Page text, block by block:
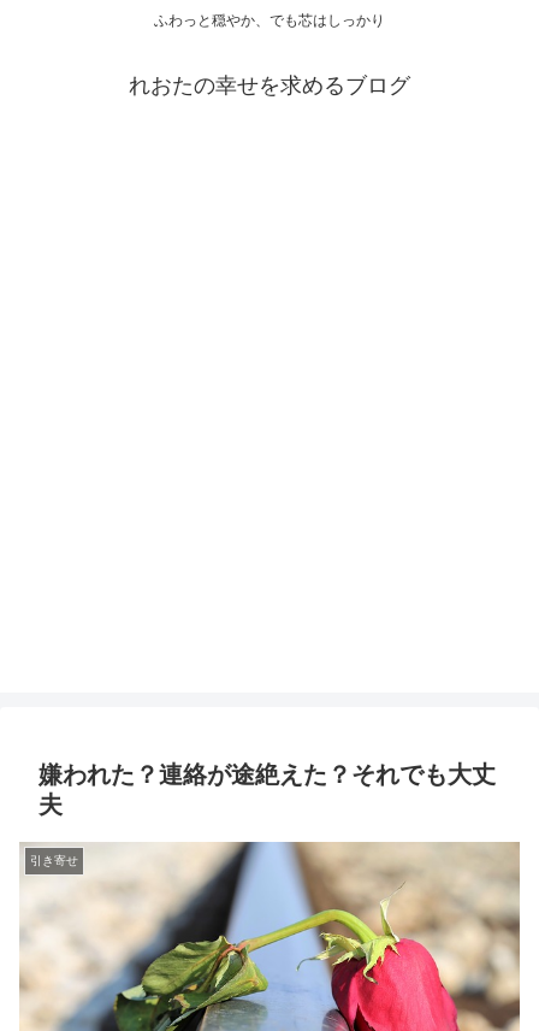
ふわっと穏やか、でも芯はしっかり
れおたの幸せを求めるブログ
嫌われた？連絡が途絶えた？それでも大丈
夫
引き寄せ